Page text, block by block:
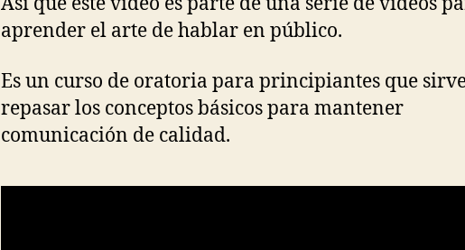
aprender el arte de hablar en público.
Es un curso de oratoria para principiantes que
repasar los conceptos básicos para mantener
comunicación de calidad.